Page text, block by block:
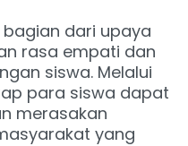
dari upaya
rasa empati dan
siswa. Melalui
para siswa dapat
merasakan
yang